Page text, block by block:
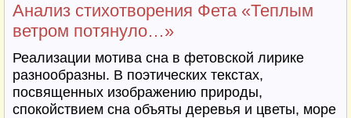
Анализ стихотворения Фета «Теплым
ветром потянуло…»
Реализации мотива сна в фетовской лирике
разнообразны. В поэтических текстах,
посвященных изображению природы,
спокойствием сна объяты деревья и цветы, море